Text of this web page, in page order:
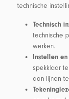
technische
Technisch
technische
werken.
Instellen
spekklaar
aan lijnen